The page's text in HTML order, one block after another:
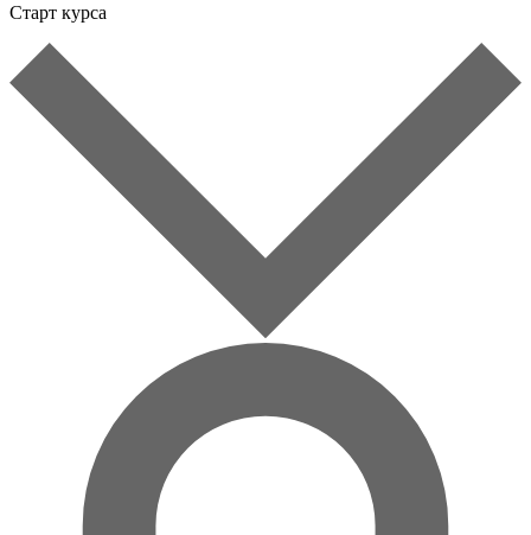
Старт курса